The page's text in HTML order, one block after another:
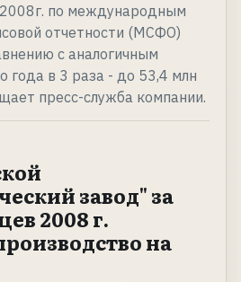
по международным
отчетности (МСФО)
с аналогичным
года в 3 раза - до 53,4 млн
пресс-служба компании.
завод" за
2008 г.
на